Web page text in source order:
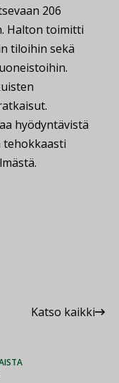
206
Halton toimitti
tiloihin sekä
hyödyntävistä
tehokkaasti
Katso kaikki